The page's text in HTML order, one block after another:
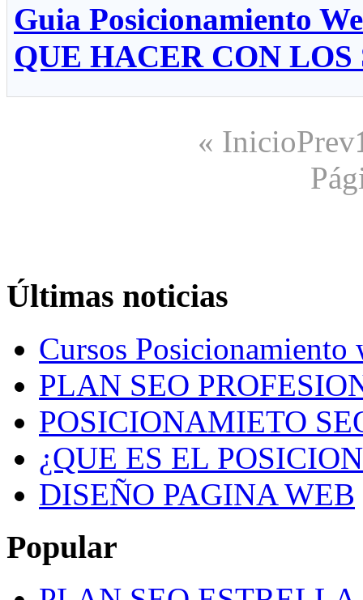
Guia Posicionamiento
QUE HACER CON
« InicioPrev
Últimas noticias
Cursos Posicionamiento
PLAN SEO
POSICIONAMIETO
¿QUE ES EL
DISEÑO PAGINA WEB
Popular